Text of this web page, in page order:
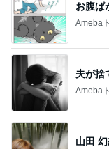
お腹ぱ
Ameba
夫が捨
Ameba
山田